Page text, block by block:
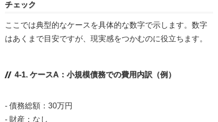
チェック
ここでは典型的なケースを具体的な数字で示します。数字
はあくまで目安ですが、現実感をつかむのに役立ちます。
4-1. ケースA：小規模債務での費用内訳（例）
- 債務総額：30万円
- 財産：なし